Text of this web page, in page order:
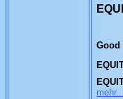
Good
mehr...